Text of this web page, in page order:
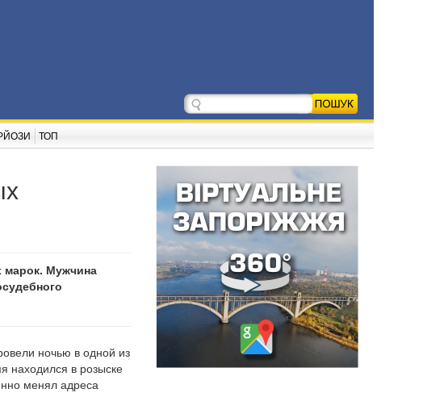
ТОП
марок. Мужчина
ночью в одной из
находился в розыске
менял адреса